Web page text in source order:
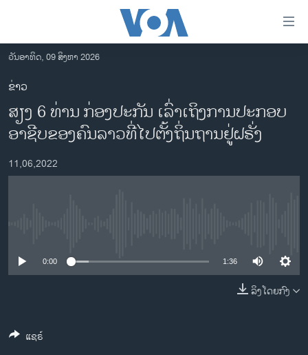
ເຂົ້າ
ຫາ
ຂ້າມ
ຂ້າມ
ຂ້າມ
ໄປ
ຫາ
ຊອກ
ອາເມຣິກາ
ການເລືອກຕັ້ງ ປະທານາທີບໍດີ ສະຫະລັດ 2024
ຂ່າວ​ຈີນ
ຊີວິດຊາວລາວ
ທຸລະກິດ
ວັນອາທິດ, 09 ສິງຫາ 2026
ຂ່າວ
ສຽງ 6 ທ່ານ​ ກ່ອງ​ປະກັນ ເລົ່າ​ເຖິງ​ການ​ປະ​ກອບ​
ອາ​ຊີບ​ຂອງ​ຄົນ​ລາວ​ທີ່ໄປ​ຕັ້ງ​ຖິ່ນ​ຖານ​ຢູ່​ຝ​ຣັ່ງ
11,06,2022
0:00 1:36
ລິງໂດຍກົງ
ແຊຣ໌